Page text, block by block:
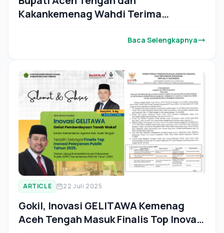
Kakankemenag Wahdi Terima
Baca Selengkapnya
ARTICLE 22 Juli 2025
Gokil, Inovasi GELITAWA Kemenag
Aceh Tengah Masuk Finalis Top Inovasi